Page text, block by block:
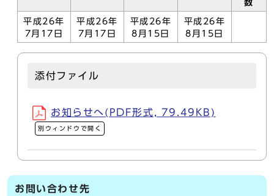
数
平成26年
7月17日
平成26年
7月17日
平成26年
8月15日
平成26年
8月15日
添付ファイル
お知らせへ(PDF形式, 79.49KB)
別ウィンドウで開く
お問い合わせ先